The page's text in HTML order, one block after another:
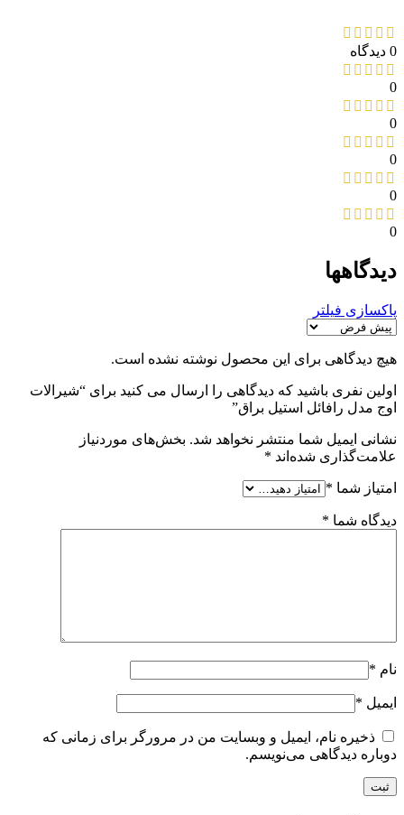
0 دیدگاه
0
0
0
0
0
دیدگاهها
پاکسازی فیلتر
هیچ دیدگاهی برای این محصول نوشته نشده است.
اولین نفری باشید که دیدگاهی را ارسال می کنید برای “شیرالات
اوج مدل رافائل استیل براق”
نشانی ایمیل شما منتشر نخواهد شد. بخش‌های موردنیاز
علامت‌گذاری شده‌اند *
امتیاز شما *
دیدگاه شما *
نام *
ایمیل *
ذخیره نام، ایمیل و وبسایت من در مرورگر برای زمانی که
دوباره دیدگاهی می‌نویسم.